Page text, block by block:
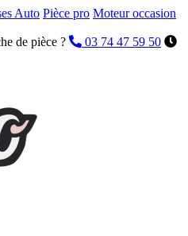
Auto Pièce pro Moteur occasion
de pièce ?
03 74 47 59 50